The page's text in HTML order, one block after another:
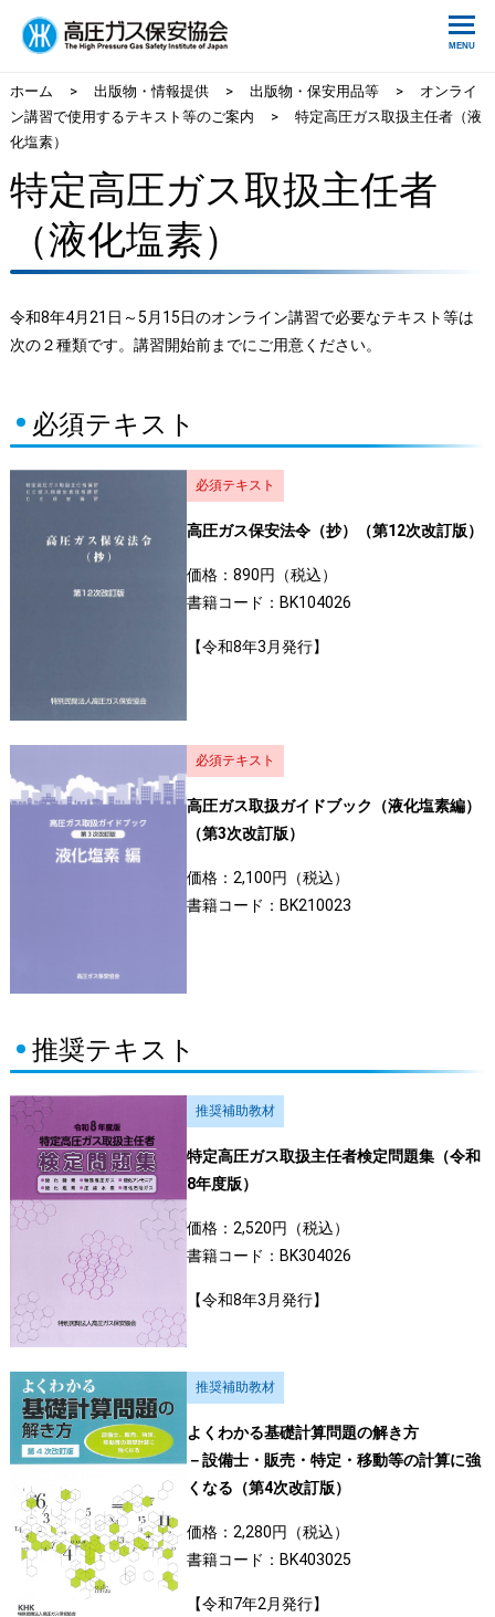
ホーム > 出版物・情報提供 > 出版物・保安用品等 >
オンライ
ン講習で使用するテキスト等のご案内
>
特定高圧ガス取扱主任者（液
化塩素）
特定高圧ガス取扱主任者
（液化塩素）
令和8年4月21日～5月15日のオンライン講習で必要なテキスト等は
次の２種類です。講習開始前までにご用意ください。
必須テキスト
必須テキスト
高圧ガス保安法令（抄）（第12次改訂版）
価格：890円（税込）
書籍コード：BK104026
【令和8年3月発行】
必須テキスト
高圧ガス取扱ガイドブック（液化塩素編）
（第3次改訂版）
価格：2,100円（税込）
書籍コード：BK210023
推奨テキスト
推奨補助教材
特定高圧ガス取扱主任者検定問題集（令和
8年度版）
価格：2,520円（税込）
書籍コード：BK304026
【令和8年3月発行】
推奨補助教材
よくわかる基礎計算問題の解き方
－設備士・販売・特定・移動等の計算に強
くなる（第4次改訂版）
価格：2,280円（税込）
書籍コード：BK403025
【令和7年2月発行】